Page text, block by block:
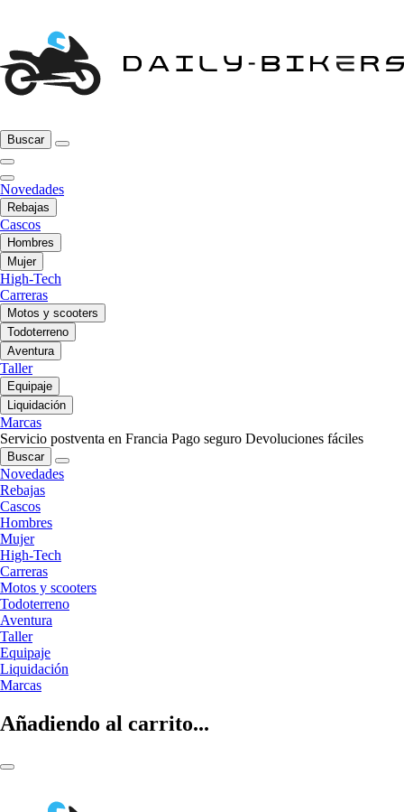
Buscar
Novedades
Rebajas
Cascos
Hombres
Mujer
High-Tech
Carreras
Motos y scooters
Todoterreno
Aventura
Taller
Equipaje
Liquidación
Marcas
Servicio postventa en Francia Pago seguro Devoluciones fáciles
Buscar
Novedades
Rebajas
Cascos
Hombres
Mujer
High-Tech
Carreras
Motos y scooters
Todoterreno
Aventura
Taller
Equipaje
Liquidación
Marcas
Añadiendo al carrito...